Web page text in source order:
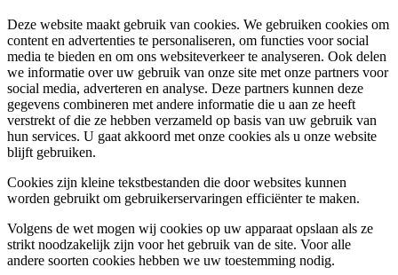
Deze website maakt gebruik van cookies. We gebruiken cookies om
content en advertenties te personaliseren, om functies voor social
media te bieden en om ons websiteverkeer te analyseren. Ook delen
we informatie over uw gebruik van onze site met onze partners voor
social media, adverteren en analyse. Deze partners kunnen deze
gegevens combineren met andere informatie die u aan ze heeft
verstrekt of die ze hebben verzameld op basis van uw gebruik van
hun services. U gaat akkoord met onze cookies als u onze website
blijft gebruiken.
Cookies zijn kleine tekstbestanden die door websites kunnen
worden gebruikt om gebruikerservaringen efficiënter te maken.
Volgens de wet mogen wij cookies op uw apparaat opslaan als ze
strikt noodzakelijk zijn voor het gebruik van de site. Voor alle
andere soorten cookies hebben we uw toestemming nodig.